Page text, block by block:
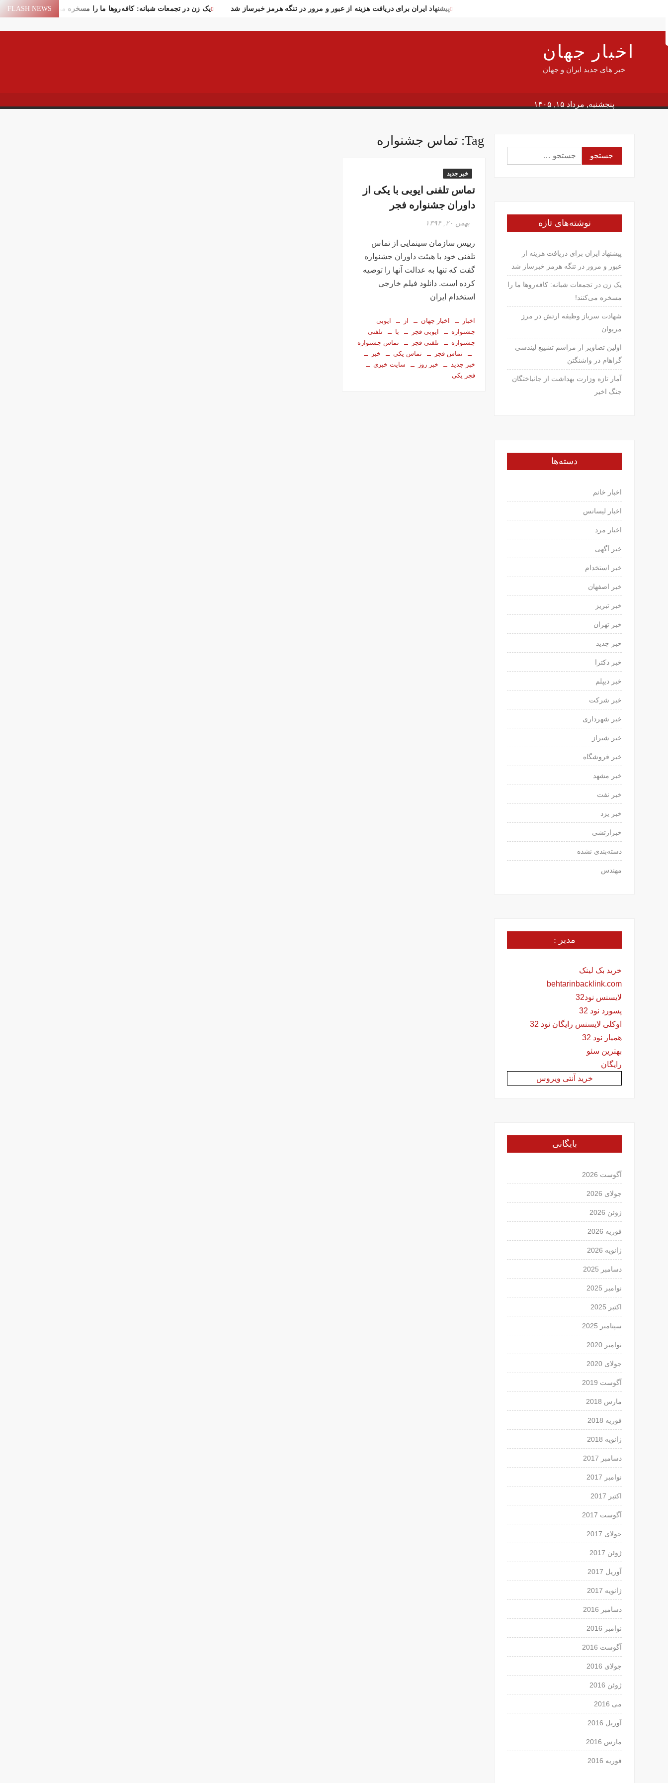
content
FLASH NEWS پیشنهاد ایران برای دریافت هزینه از عبور و مرور در تنگه هرمز خبرساز شد
یک زن در تجمعات شبانه: کافه‌روها ما را مسخره می‌کنند!
وزش باد و غبار رقیق، پدیده غالب هوای کرمانشاه است
در ساعات اخیر اینترنت برخی مردم قطع شد
اخبار جهان
خبر های جدید ایران و جهان
پنجشنبه, مرداد ۱۵, ۱۴۰۵
Tag: تماس جشنواره
خبر جدید
تماس تلفنی ایوبی با یکی از
داوران جشنواره فجر
بهمن ۲۰, ۱۳۹۴
رییس سازمان سینمایی از تماس
تلفنی خود با هیئت داوران جشنواره
گفت که تنها به عدالت آنها را توصیه
کرده است. دانلود فیلم خارجی
استخدام ایران
اخبار اخبار جهان از
ایوبی
جشنواره
ایوبی فجر با
تلفنی
جشنواره
تلفنی فجر
تماس جشنواره
تماس فجر
تماس یکی
خبر
خبر جدید
خبر روز
سایت خبری
فجر یکی
جستجو
برای:
نوشته‌های تازه
پیشنهاد ایران برای دریافت هزینه از
عبور و مرور در تنگه هرمز خبرساز شد
یک زن در تجمعات شبانه: کافه‌روها ما را
مسخره می‌کنند!
شهادت سرباز وظیفه ارتش در مرز
مریوان
اولین تصاویر از مراسم تشییع لیندسی
گراهام در واشنگتن
آمار تازه وزارت بهداشت از جانباختگان
جنگ اخیر
دسته‌ها
اخبار خانم
اخبار لیسانس
اخبار مرد
خبر آگهی
خبر استخدام
خبر اصفهان
خبر تبریز
خبر تهران
خبر جدید
خبر دکترا
خبر دیپلم
خبر شرکت
خبر شهرداری
خبر شیراز
خبر فروشگاه
خبر مشهد
خبر نفت
خبر یزد
خبرارتشی
دسته‌بندی نشده
مهندس
مدیر :
خرید بک لینک
behtarinbacklink.com
لایسنس نود32
پسورد نود 32
اوکلی لایسنس رایگان نود 32
همیار نود 32
بهترین سئو
رایگان
خرید آنتی ویروس
بایگانی
آگوست 2026
جولای 2026
ژوئن 2026
فوریه 2026
ژانویه 2026
دسامبر 2025
نوامبر 2025
اکتبر 2025
سپتامبر 2025
نوامبر 2020
جولای 2020
آگوست 2019
مارس 2018
فوریه 2018
ژانویه 2018
دسامبر 2017
نوامبر 2017
اکتبر 2017
آگوست 2017
جولای 2017
ژوئن 2017
آوریل 2017
ژانویه 2017
دسامبر 2016
نوامبر 2016
آگوست 2016
جولای 2016
ژوئن 2016
می 2016
آوریل 2016
مارس 2016
فوریه 2016